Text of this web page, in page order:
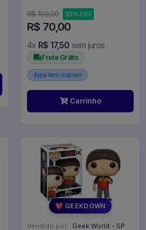
R$ 100,00
30% OFF
R$ 70,00
4x R$ 17,50 sem juros
Frete Grátis
Aqui tem cupom
Carrinho
💖 GEEKDOWN
Vendido por: Geek World - SP